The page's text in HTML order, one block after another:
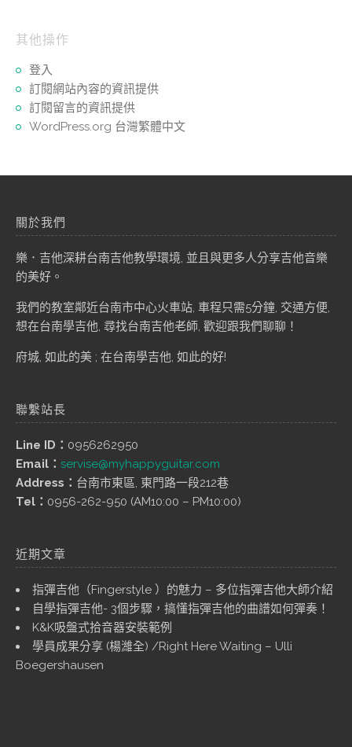
其他操作
登入
訂閱網站內容的資訊提供
訂閱留言的資訊提供
WordPress.org 台灣繁體中文
關於我們
樂．吉他深耕台南吉他教學環境, 並且與更多人分享吉他音樂
的美好。
我們的教室鄰近台南市中心火車站, 車程只需5分鐘, 交通方便,
想在台南學吉他, 尋找台南吉他老師, 歡迎跟我們聊聊！
府城, 如此的美 ; 在台南學吉他, 如此的好!
聯繫站長
Line ID： 0956262950
Email： servise@myhappyguitar.com
Address： 台南市東區, 東門路一段212巷
Tel： 0956-262-950 (AM10:00 – PM10:00)
近期文章
指彈吉他（Fingerstyle ）的魅力 – 多位指彈吉他大師介紹
自學指彈吉他- 3個步驟，搞懂指彈吉他的曲譜如何彈奏！
K&K吸盤式拾音器安裝範例
學員成果分享 (楊濰全) /Right Here Waiting – Ulli
Boegershausen